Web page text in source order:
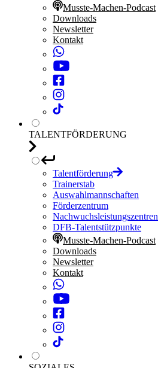
Musste-Machen-Podcast
Downloads
Newsletter
Kontakt
TALENTFÖRDERUNG
Talentförderung
Trainerstab
Auswahlmannschaften
Förderzentrum
Nachwuchsleistungszentren
DFB-Talentstützpunkte
Musste-Machen-Podcast
Downloads
Newsletter
Kontakt